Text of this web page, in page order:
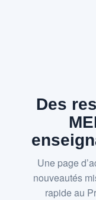
Des
Une page
nouveautés
rapide au